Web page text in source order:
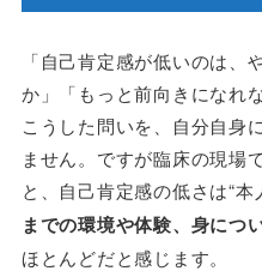
「自己肯定感が低いのは、
か」「もっと前向きになれ
こうした問いを、自分自身
ません。ですが臨床の現場
と、自己肯定感の低さは“本
までの環境や体験、身につ
ほとんどだと感じます。